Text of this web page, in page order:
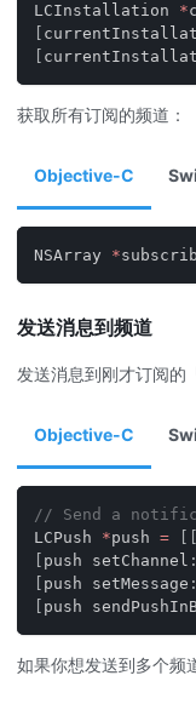
LCInstallation *
获取所有订阅的频道：
Objective-C
NSArray *
发送消息到频道
发送消息到刚才订阅的
Objective-C
// Send a
LCPush *push =
push setChannel :
push setMessage :
push
如果你想发送到多个频